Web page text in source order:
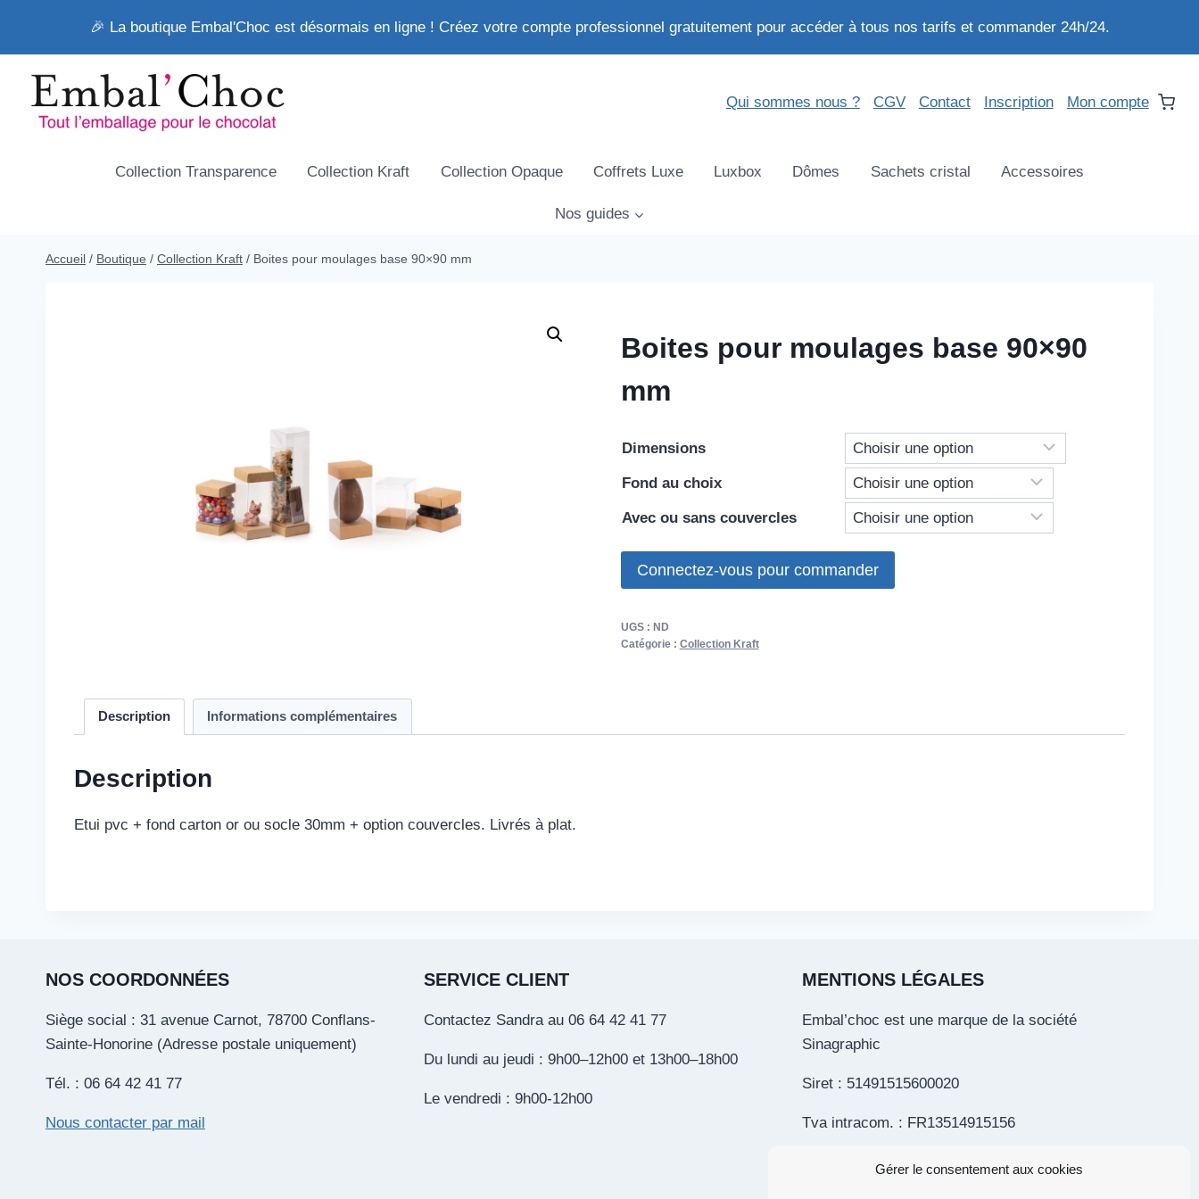
Gérer le consentement aux cookies
contenu
🎉 La boutique Embal'Choc est désormais en ligne ! Créez votre compte professionnel gratuitement pour accéder à tous nos tarifs et commander 24h/24.
Qui sommes nous ? CGV Contact Inscription Mon compte
Collection Transparence Collection Kraft Collection Opaque Coffrets Luxe Luxbox Dômes Sachets cristal Accessoires
Nos guides
Accueil / Boutique / Collection Kraft / Boites pour moulages base 90×90 mm
Boites pour moulages base 90×90
mm
Dimensions
Fond au choix
Avec ou sans couvercles
Connectez-vous pour commander
UGS : ND
Catégorie : Collection Kraft
Description Informations complémentaires
Description
Etui pvc + fond carton or ou socle 30mm + option couvercles. Livrés à plat.
NOS COORDONNÉES
Siège social : 31 avenue Carnot, 78700 Conflans-
Sainte-Honorine (Adresse postale uniquement)
Tél. : 06 64 42 41 77
Nous contacter par mail
SERVICE CLIENT
Contactez Sandra au 06 64 42 41 77
Du lundi au jeudi : 9h00–12h00 et 13h00–18h00
Le vendredi : 9h00-12h00
MENTIONS LÉGALES
Embal’choc est une marque de la société
Sinagraphic
Siret : 51491515600020
Tva intracom. : FR13514915156
Toutes les mentions légales